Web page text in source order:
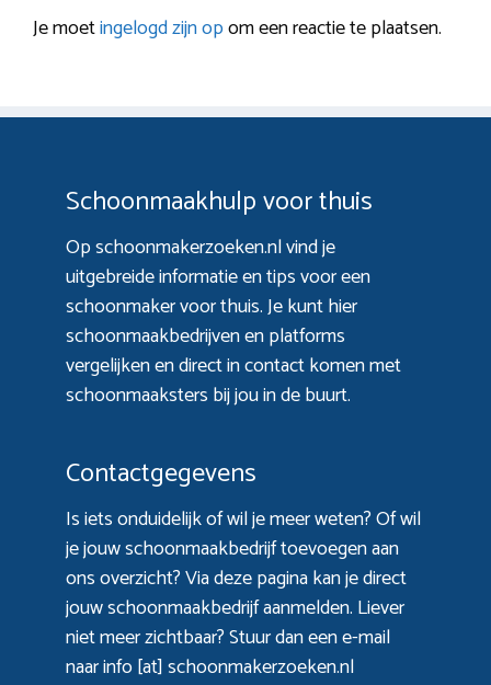
Je moetingelogd zijn opom een reactie te plaatsen.
Schoonmaakhulp voor thuis
Op schoonmakerzoeken.nl vind je
uitgebreide informatie en tips voor een
schoonmaker voor thuis. Je kunt hier
schoonmaakbedrijven en platforms
vergelijken en direct in contact komen met
schoonmaaksters bij jou in de buurt.
Contactgegevens
Is iets onduidelijk of wil je meer weten? Of wil
je jouw schoonmaakbedrijf toevoegen aan
ons overzicht? Viadeze paginakan je direct
jouw schoonmaakbedrijf aanmelden. Liever
niet meer zichtbaar? Stuur dan een e-mail
naar info [at] schoonmakerzoeken.nl